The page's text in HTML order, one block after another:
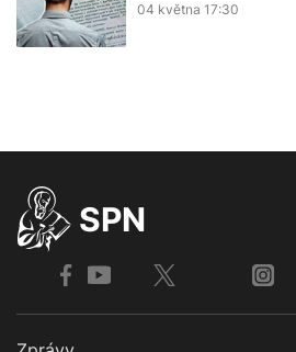
04 května 17:30
SPN